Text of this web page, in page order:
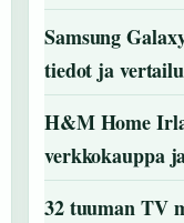
Samsung
tiedot ja
H&M Home
verkkokauppa
32 tuuman TV